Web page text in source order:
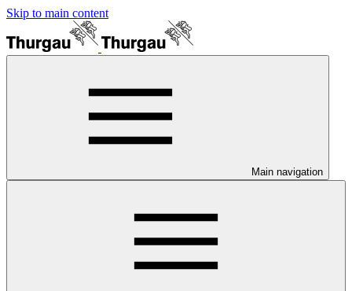
Skip to main content
Main navigation